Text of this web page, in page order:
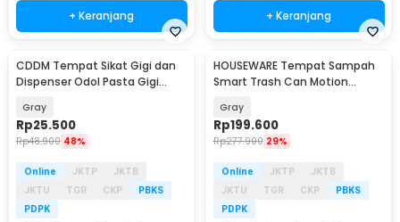
+ Keranjang + Keranjang
CDDM Tempat Sikat Gigi dan
Dispenser Odol Pasta Gigi
Gray
Rp25.500
Rp48.900 48%
Online JKTP
JKTB
JKTU
TGR CKP
PBKS
PDPK
HOUSEWARE Tempat Sampah
Smart Trash Can Motion
Gray
Rp199.600
Rp277.900 29%
Online JKTP
JKTB
JKTU
TGR CKP
PBKS
PDPK